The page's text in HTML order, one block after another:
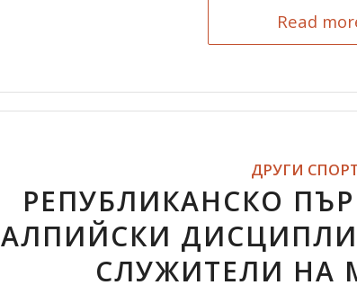
Read
ДРУГИ
РЕПУБЛИКАНСКО
АЛПИЙСКИ
СЛУЖИТЕЛИ НА